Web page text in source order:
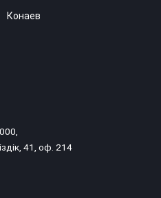
Конаев
41, оф. 214